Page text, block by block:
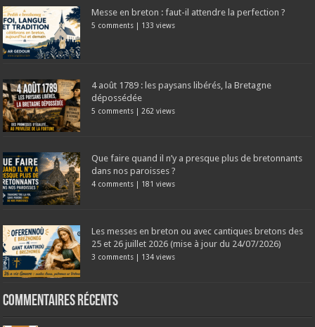
Messe en breton : faut-il attendre la perfection ?
5 comments | 133 views
4 août 1789 : les paysans libérés, la Bretagne
dépossédée
5 comments | 262 views
Que faire quand il n’y a presque plus de bretonnants
dans nos paroisses ?
4 comments | 181 views
Les messes en breton ou avec cantiques bretons des
25 et 26 juillet 2026 (mise à jour du 24/07/2026)
3 comments | 134 views
Commentaires récents